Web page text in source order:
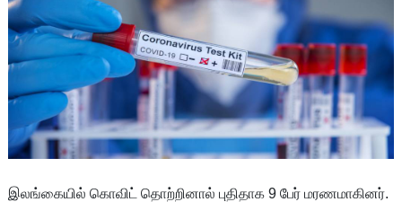
இலங்கையில் கொவிட் தொற்றினால் புதிதாக 9 பேர் மரணமாகினர்.